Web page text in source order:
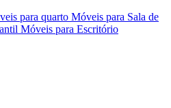
para quarto Móveis para Sala de
Móveis para Escritório